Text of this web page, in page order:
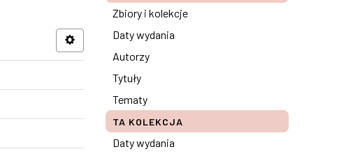
Zbiory i kolekcje
Daty wydania
Autorzy
Tytuły
Tematy
TA KOLEKCJA
Daty wydania